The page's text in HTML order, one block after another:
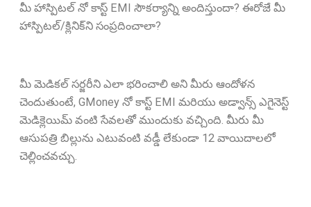
మీ హాస్పిటల్ నో కాస్ట్ EMI సౌకర్యాన్ని అందిస్తుందా? ఈరోజే మీ
హాస్పిటల్/క్లినిక్‌ని సంప్రదించాలా?
మీ మెడికల్ సర్జరీని ఎలా భరించాలి అని మీరు ఆందోళన
చెందుతుంటే, GMoney నో కాస్ట్ EMI మరియు అడ్వాన్స్ ఎగైనెస్ట్
మెడిక్లెయిమ్ వంటి సేవలతో ముందుకు వచ్చింది. మీరు మీ
ఆసుపత్రి బిల్లును ఎటువంటి వడ్డీ లేకుండా 12 వాయిదాలలో
చెల్లించవచ్చు.